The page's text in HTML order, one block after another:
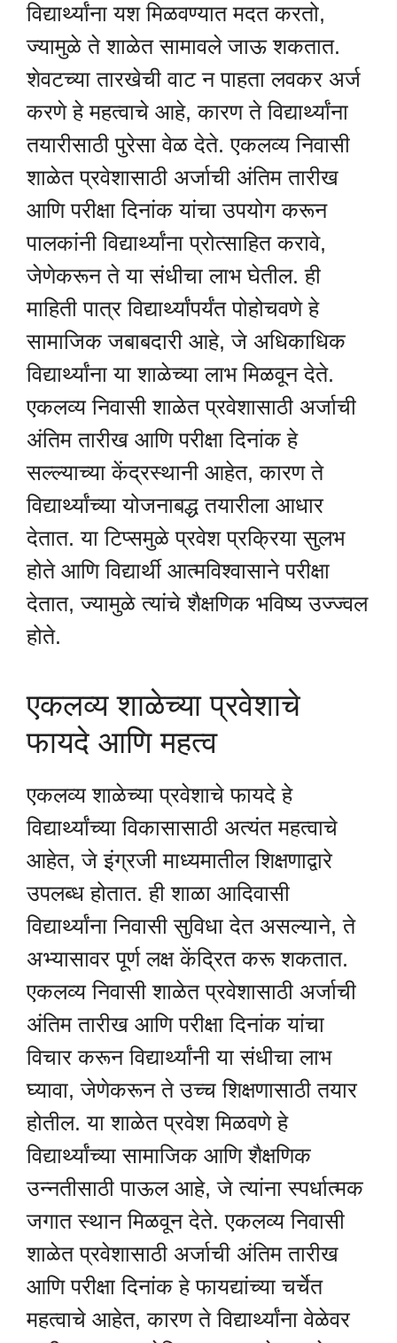
विद्यार्थ्यांना यश मिळवण्यात मदत करतो,
ज्यामुळे ते शाळेत सामावले जाऊ शकतात.
शेवटच्या तारखेची वाट न पाहता लवकर अर्ज
करणे हे महत्वाचे आहे, कारण ते विद्यार्थ्यांना
तयारीसाठी पुरेसा वेळ देते. एकलव्य निवासी
शाळेत प्रवेशासाठी अर्जाची अंतिम तारीख
आणि परीक्षा दिनांक यांचा उपयोग करून
पालकांनी विद्यार्थ्यांना प्रोत्साहित करावे,
जेणेकरून ते या संधीचा लाभ घेतील. ही
माहिती पात्र विद्यार्थ्यांपर्यंत पोहोचवणे हे
सामाजिक जबाबदारी आहे, जे अधिकाधिक
विद्यार्थ्यांना या शाळेच्या लाभ मिळवून देते.
एकलव्य निवासी शाळेत प्रवेशासाठी अर्जाची
अंतिम तारीख आणि परीक्षा दिनांक हे
सल्ल्याच्या केंद्रस्थानी आहेत, कारण ते
विद्यार्थ्यांच्या योजनाबद्ध तयारीला आधार
देतात. या टिप्समुळे प्रवेश प्रक्रिया सुलभ
होते आणि विद्यार्थी आत्मविश्वासाने परीक्षा
देतात, ज्यामुळे त्यांचे शैक्षणिक भविष्य उज्ज्वल
होते.
एकलव्य शाळेच्या प्रवेशाचे
फायदे आणि महत्व
एकलव्य शाळेच्या प्रवेशाचे फायदे हे
विद्यार्थ्यांच्या विकासासाठी अत्यंत महत्वाचे
आहेत, जे इंग्रजी माध्यमातील शिक्षणाद्वारे
उपलब्ध होतात. ही शाळा आदिवासी
विद्यार्थ्यांना निवासी सुविधा देत असल्याने, ते
अभ्यासावर पूर्ण लक्ष केंद्रित करू शकतात.
एकलव्य निवासी शाळेत प्रवेशासाठी अर्जाची
अंतिम तारीख आणि परीक्षा दिनांक यांचा
विचार करून विद्यार्थ्यांनी या संधीचा लाभ
घ्यावा, जेणेकरून ते उच्च शिक्षणासाठी तयार
होतील. या शाळेत प्रवेश मिळवणे हे
विद्यार्थ्यांच्या सामाजिक आणि शैक्षणिक
उन्नतीसाठी पाऊल आहे, जे त्यांना स्पर्धात्मक
जगात स्थान मिळवून देते. एकलव्य निवासी
शाळेत प्रवेशासाठी अर्जाची अंतिम तारीख
आणि परीक्षा दिनांक हे फायद्यांच्या चर्चेत
महत्वाचे आहेत, कारण ते विद्यार्थ्यांना वेळेवर